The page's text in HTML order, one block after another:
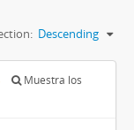
Descending
Muestra los